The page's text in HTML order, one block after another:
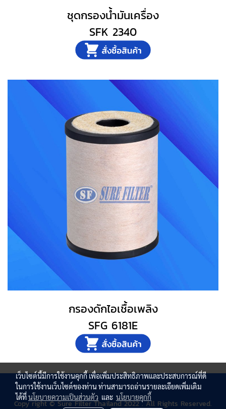
ชุดกรองน้ำมันเครื่อง
SFK 2340
กรองดักไอเชื้อเพลิง
SFG 6181E
Copy right © Sure Filter Thailand 2022 . All Rights Reserved.
เว็บไซต์นี้มีการใช้งานคุกกี้ เพื่อเพิ่มประสิทธิภาพและประสบการณ์ที่ดี
ในการใช้งานเว็บไซต์ของท่าน ท่านสามารถอ่านรายละเอียดเพิ่มเติม
ได้ที่นโยบายความเป็นส่วนตัว และ นโยบายคุกกี้